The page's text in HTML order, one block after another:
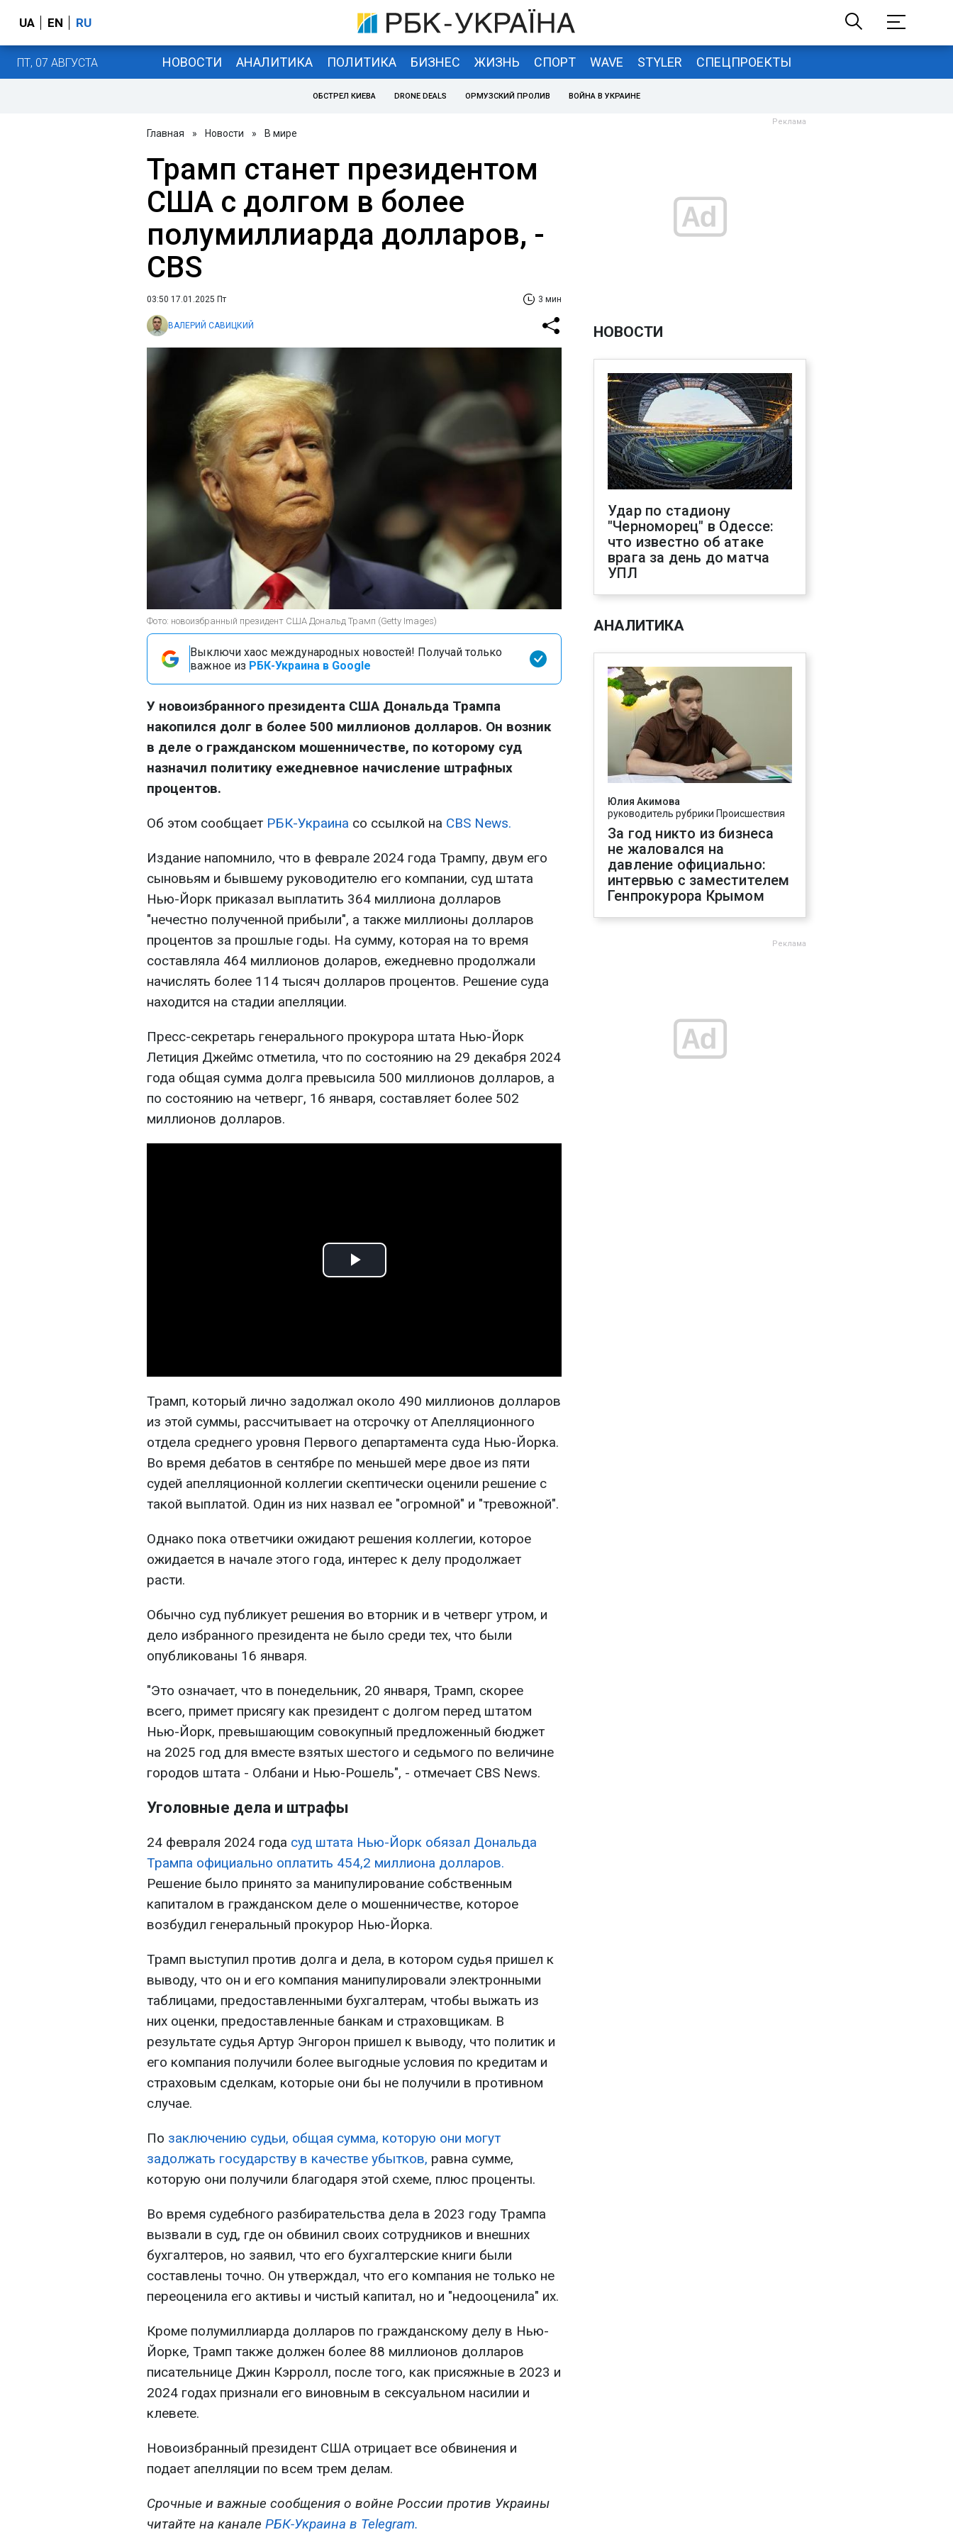
UA EN RU
ПТ, 07 АВГУСТА НОВОСТИ АНАЛИТИКА ПОЛИТИКА БИЗНЕС ЖИЗНЬ СПОРТ WAVE STYLER СПЕЦПРОЕКТЫ
ОБСТРЕЛ КИЕВА DRONE DEALS ОРМУЗСКИЙ ПРОЛИВ ВОЙНА В УКРАИНЕ
Главная » Новости » В мире
Трамп станет президентом
США с долгом в более
полумиллиарда долларов, -
CBS
03:50 17.01.2025 Пт 3 мин
ВАЛЕРИЙ САВИЦКИЙ
Фото: новоизбранный президент США Дональд Трамп (Getty Images)
Выключи хаос международных новостей! Получай только
важное из РБК-Украина в Google
У новоизбранного президента США Дональда Трампа
накопился долг в более 500 миллионов долларов. Он возник
в деле о гражданском мошенничестве, по которому суд
назначил политику ежедневное начисление штрафных
процентов.
Об этом сообщает РБК-Украина со ссылкой на CBS News.
Издание напомнило, что в феврале 2024 года Трампу, двум его
сыновьям и бывшему руководителю его компании, суд штата
Нью-Йорк приказал выплатить 364 миллиона долларов
"нечестно полученной прибыли", а также миллионы долларов
процентов за прошлые годы. На сумму, которая на то время
составляла 464 миллионов доларов, ежедневно продолжали
начислять более 114 тысяч долларов процентов. Решение суда
находится на стадии апелляции.
Пресс-секретарь генерального прокурора штата Нью-Йорк
Летиция Джеймс отметила, что по состоянию на 29 декабря 2024
года общая сумма долга превысила 500 миллионов долларов, а
по состоянию на четверг, 16 января, составляет более 502
миллионов долларов.
Play
Трамп, который лично задолжал около 490 миллионов долларов
из этой суммы, рассчитывает на отсрочку от Апелляционного
отдела среднего уровня Первого департамента суда Нью-Йорка.
Во время дебатов в сентябре по меньшей мере двое из пяти
судей апелляционной коллегии скептически оценили решение с
такой выплатой. Один из них назвал ее "огромной" и "тревожной".
Однако пока ответчики ожидают решения коллегии, которое
ожидается в начале этого года, интерес к делу продолжает
расти.
Обычно суд публикует решения во вторник и в четверг утром, и
дело избранного президента не было среди тех, что были
опубликованы 16 января.
"Это означает, что в понедельник, 20 января, Трамп, скорее
всего, примет присягу как президент с долгом перед штатом
Нью-Йорк, превышающим совокупный предложенный бюджет
на 2025 год для вместе взятых шестого и седьмого по величине
городов штата - Олбани и Нью-Рошель", - отмечает CBS News.
Уголовные дела и штрафы
24 февраля 2024 года суд штата Нью-Йорк обязал Дональда
Трампа официально оплатить 454,2 миллиона долларов.
Решение было принято за манипулирование собственным
капиталом в гражданском деле о мошенничестве, которое
возбудил генеральный прокурор Нью-Йорка.
Трамп выступил против долга и дела, в котором судья пришел к
выводу, что он и его компания манипулировали электронными
таблицами, предоставленными бухгалтерам, чтобы выжать из
них оценки, предоставленные банкам и страховщикам. В
результате судья Артур Энгорон пришел к выводу, что политик и
его компания получили более выгодные условия по кредитам и
страховым сделкам, которые они бы не получили в противном
случае.
По заключению судьи, общая сумма, которую они могут
задолжать государству в качестве убытков, равна сумме,
которую они получили благодаря этой схеме, плюс проценты.
Во время судебного разбирательства дела в 2023 году Трампа
вызвали в суд, где он обвинил своих сотрудников и внешних
бухгалтеров, но заявил, что его бухгалтерские книги были
составлены точно. Он утверждал, что его компания не только не
переоценила его активы и чистый капитал, но и "недооценила" их.
Кроме полумиллиарда долларов по гражданскому делу в Нью-
Йорке, Трамп также должен более 88 миллионов долларов
писательнице Джин Кэрролл, после того, как присяжные в 2023 и
2024 годах признали его виновным в сексуальном насилии и
клевете.
Новоизбранный президент США отрицает все обвинения и
подает апелляции по всем трем делам.
Срочные и важные сообщения о войне России против Украины
читайте на канале РБК-Украина в Telegram.
НОВОСТИ
Удар по стадиону
"Черноморец" в Одессе:
что известно об атаке
врага за день до матча
УПЛ
АНАЛИТИКА
Юлия Акимова
руководитель рубрики Происшествия
За год никто из бизнеса
не жаловался на
давление официально:
интервью с заместителем
Генпрокурора Крымом